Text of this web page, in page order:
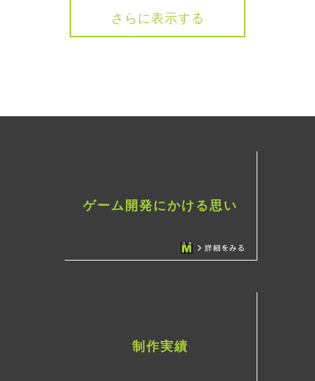
さらに表示する
ゲーム開発にかける思い
制作実績